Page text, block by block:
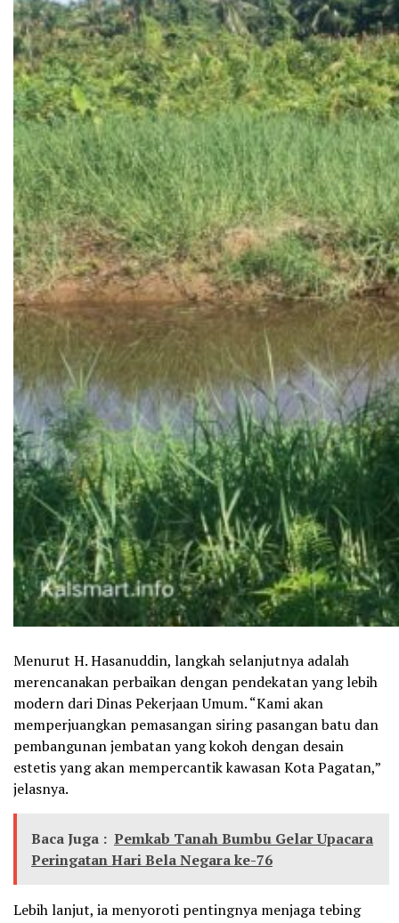
Menurut H. Hasanuddin, langkah selanjutnya adalah
merencanakan perbaikan dengan pendekatan yang lebih
modern dari Dinas Pekerjaan Umum. “Kami akan
memperjuangkan pemasangan siring pasangan batu dan
pembangunan jembatan yang kokoh dengan desain
estetis yang akan mempercantik kawasan Kota Pagatan,”
jelasnya.
Baca Juga : Pemkab Tanah Bumbu Gelar Upacara
Peringatan Hari Bela Negara ke-76
Lebih lanjut, ia menyoroti pentingnya menjaga tebing